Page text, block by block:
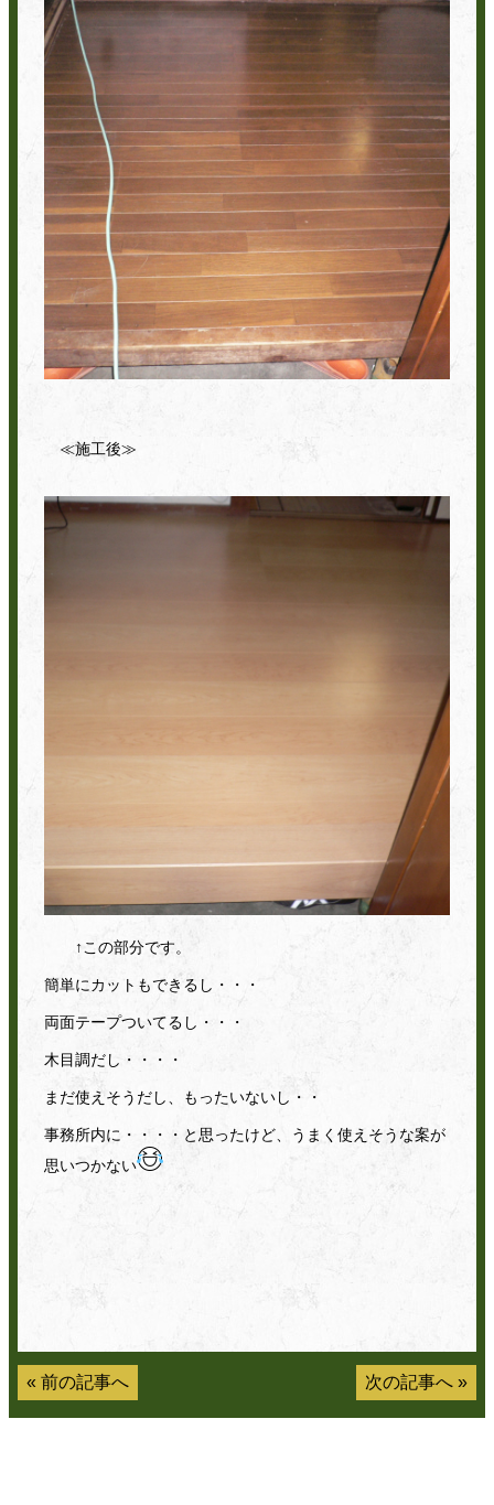
≪施工後≫
↑この部分です。
簡単にカットもできるし・・・
両面テープついてるし・・・
木目調だし・・・・
まだ使えそうだし、もったいないし・・
事務所内に・・・・と思ったけど、うまく使えそうな案が
思いつかない
« 前の記事へ 次の記事へ »